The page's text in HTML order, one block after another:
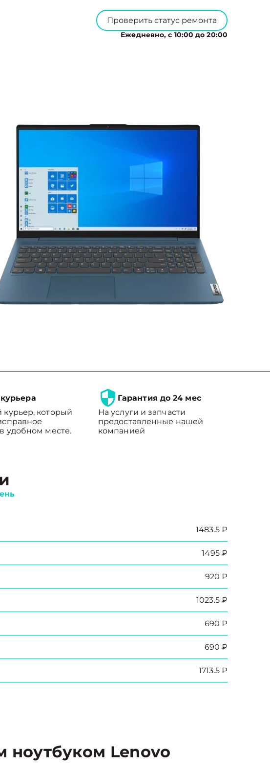
Проверить статус ремонта
Ежедневно, с 10:00 до 20:00
курьер, который
удобном месте.
Гарантия до 24 мес
На услуги и запчасти
предоставленные нашей
компанией
1483.5 ₽
1495 ₽
920 ₽
1023.5 ₽
690 ₽
690 ₽
1713.5 ₽
ноутбуком Lenovo